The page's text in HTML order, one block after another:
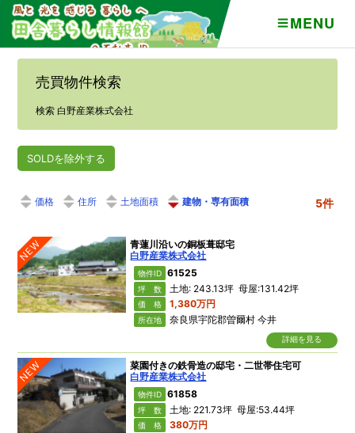
MENU
売買物件検索
検索 白野産業株式会社
SOLDを除外する
価格 住所 土地面積 建物・専有面積 5件
NEW
青蓮川沿いの銅板葺邸宅
白野産業株式会社
物件ID 61525
坪 数 土地: 243.13坪 母屋:131.42坪
価 格 1,380万円
所在地 奈良県宇陀郡曽爾村 今井
詳細を見る
NEW
菜園付きの鉄骨造の邸宅・二世帯住宅可
白野産業株式会社
物件ID 61858
坪 数 土地: 221.73坪 母屋:53.44坪
価 格 380万円